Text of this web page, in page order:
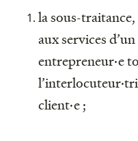
la sous-
aux services
entrepreneur·e
client·e ;